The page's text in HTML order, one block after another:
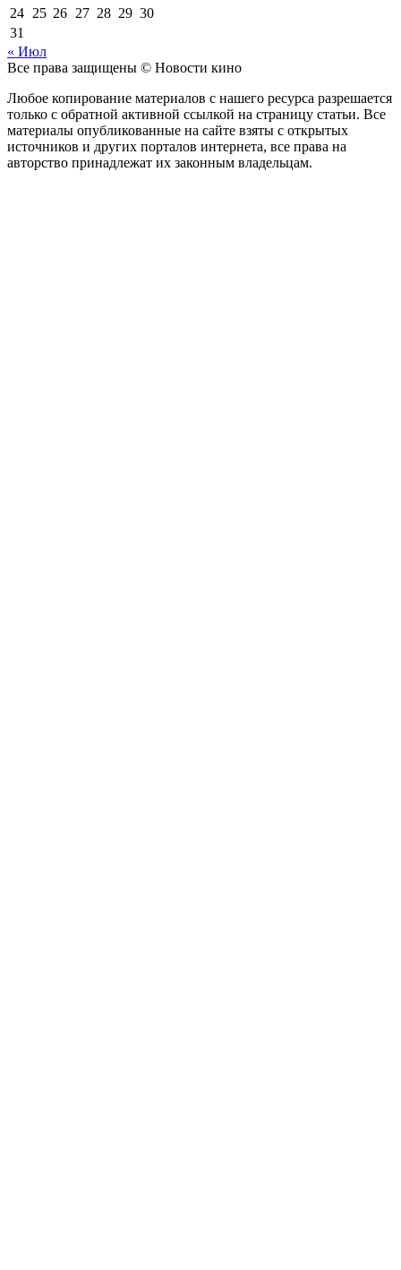
24 25 26 27 28 29 30
31
« Июл
Все права защищены © Новости кино
Любое копирование материалов с нашего ресурса разрешается
только с обратной активной ссылкой на страницу статьи. Все
материалы опубликованные на сайте взяты с открытых
источников и других порталов интернета, все права на
авторство принадлежат их законным владельцам.